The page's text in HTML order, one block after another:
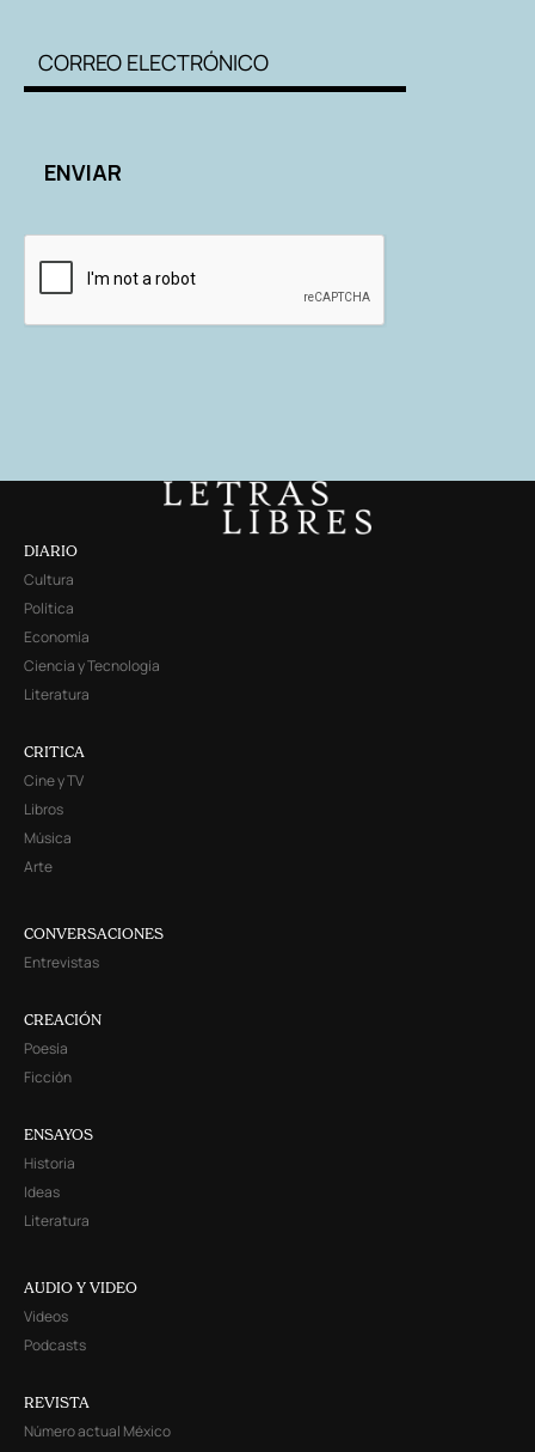
DIARIO
Cultura
Política
Economía
Ciencia y Tecnología
Literatura
CRITICA
Cine y TV
Libros
Música
Arte
CONVERSACIONES
Entrevistas
CREACIÓN
Poesía
Ficción
ENSAYOS
Historia
Ideas
Literatura
AUDIO Y VIDEO
Videos
Podcasts
REVISTA
Número actual México